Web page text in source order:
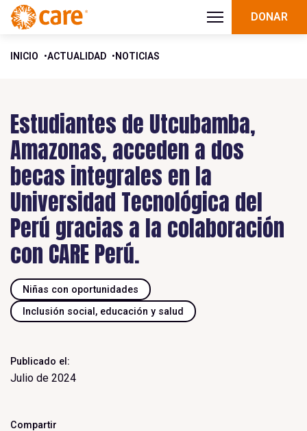
DONAR
INICIO ACTUALIDAD NOTICIAS
Estudiantes de Utcubamba,
Amazonas, acceden a dos
becas integrales en la
Universidad Tecnológica del
Perú gracias a la colaboración
con CARE Perú.
Niñas con oportunidades
Inclusión social, educación y salud
Publicado el:
Julio de 2024
Compartir